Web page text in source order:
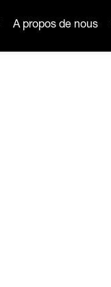
A propos de nous